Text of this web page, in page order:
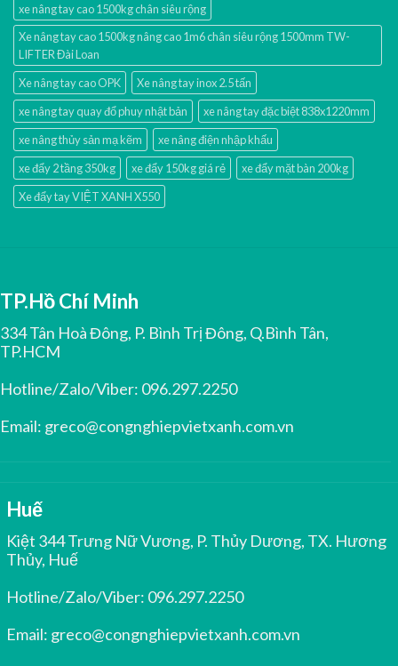
xe nâng tay cao 1500kg chân siêu rộng
Xe nâng tay cao 1500kg nâng cao 1m6 chân siêu rộng 1500mm TW-
LIFTER Đài Loan
Xe nâng tay cao OPK
Xe nâng tay inox 2.5 tấn
xe nâng tay quay đổ phuy nhật bản
xe nâng tay đặc biệt 838x1220mm
xe nâng thủy sản mạ kẽm
xe nâng điện nhập khấu
xe đẩy 2 tầng 350kg
xe đẩy 150kg giá rẻ
xe đẩy mặt bàn 200kg
Xe đẩy tay VIỆT XANH X550
TP.Hồ Chí Minh
334 Tân Hoà Đông, P. Bình Trị Đông, Q.Bình Tân,
TP.HCM
Hotline/Zalo/Viber: 096.297.2250
Email: greco@congnghiepvietxanh.com.vn
Huế
Kiệt 344 Trưng Nữ Vương, P. Thủy Dương, TX. Hương
Thủy, Huế
Hotline/Zalo/Viber: 096.297.2250
Email: greco@congnghiepvietxanh.com.vn